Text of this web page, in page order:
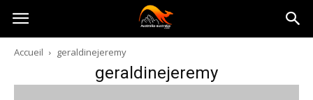
Australia-
australie.com
Accueil geraldinejeremy
geraldinejeremy